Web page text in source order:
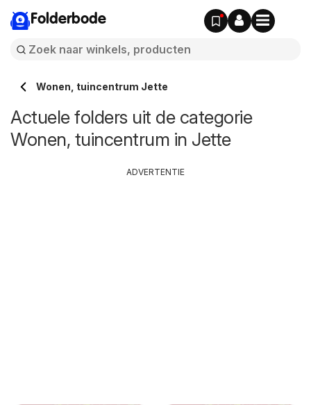
Folderbode
Wonen, tuincentrum Jette
Actuele folders uit de categorie
Wonen, tuincentrum in Jette
ADVERTENTIE